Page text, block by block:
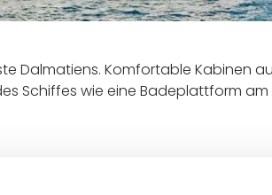
Dalmatiens. Komfortable Kabinen
Schiffes wie eine Badeplattform am